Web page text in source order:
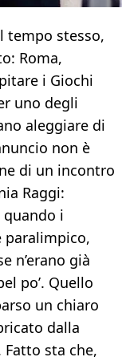
tempo stesso,
Roma,
i Giochi
uno degli
aleggiare di
non è
di un incontro
Raggi:
quando i
paralimpico,
n’erano già
po’. Quello
un chiaro
dalla
sta che,